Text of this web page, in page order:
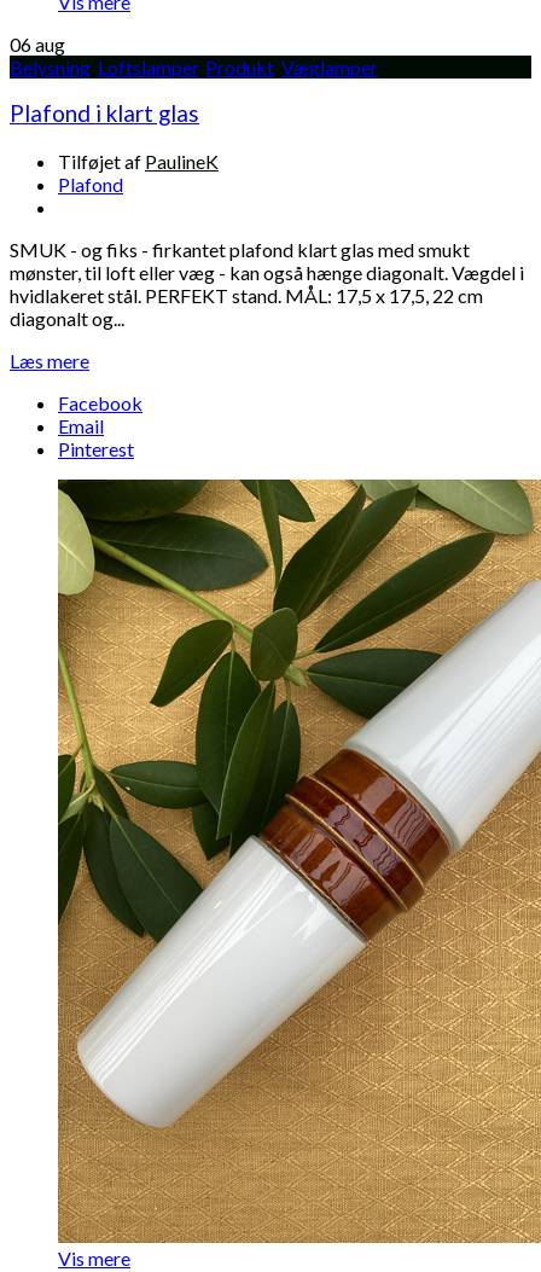
06aug
Belysning Loftslamper, Produkt Væglamper
Plafond i klart glas
Tilføjet af PaulineK
Plafond
SMUK - og fiks - firkantet plafond klart glas med smukt
mønster, til loft eller væg - kan også hænge diagonalt. Vægdel i
hvidlakeret stål. PERFEKT stand. MÅL: 17,5 x 17,5, 22 cm
diagonalt og...
Læs mere
Facebook
Email
Pinterest
Vis mere